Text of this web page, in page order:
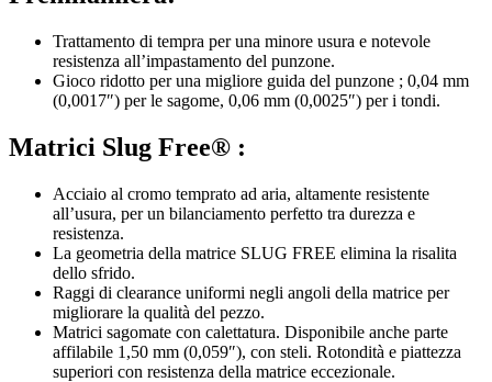
Trattamento di tempra per una minore usura e notevole
resistenza all’impastamento del punzone.
Gioco ridotto per una migliore guida del punzone ; 0,04 mm
(0,0017″) per le sagome, 0,06 mm (0,0025″) per i tondi.
Matrici Slug Free® :
Acciaio al cromo temprato ad aria, altamente resistente
all’usura, per un bilanciamento perfetto tra durezza e
resistenza.
La geometria della matrice SLUG FREE elimina la risalita
dello sfrido.
Raggi di clearance uniformi negli angoli della matrice per
migliorare la qualità del pezzo.
Matrici sagomate con calettatura. Disponibile anche parte
affilabile 1,50 mm (0,059″), con steli. Rotondità e piattezza
superiori con resistenza della matrice eccezionale.